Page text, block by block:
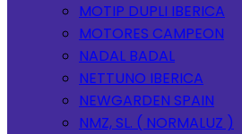
MOTIP DUPLI IBERICA
MOTORES CAMPEON
NADAL BADAL
NETTUNO IBERICA
NEWGARDEN SPAIN
NMZ, SL. ( NORMALUZ )